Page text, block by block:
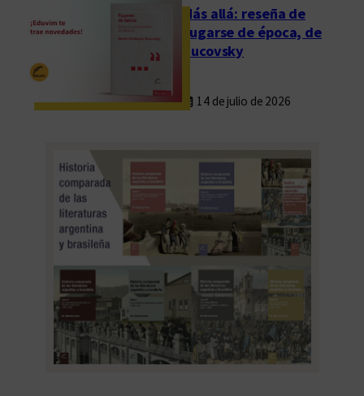
Más allá: reseña de
Fugarse de época, de
Rucovsky
14 de julio de 2026